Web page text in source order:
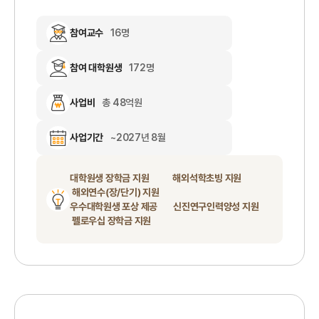
참여교수 16명
참여 대학원생 172명
사업비 총 48억원
사업기간 ~2027년 8월
대학원생 장학금 지원 해외석학초빙 지원
해외연수(장/단기) 지원
우수대학원생 포상 제공 신진연구인력양성 지원
펠로우십 장학금 지원